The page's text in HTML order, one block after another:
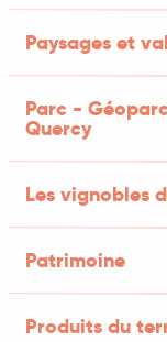
Paysages et
Parc -
Quercy
Les vignobles
Patrimoine
Produits du
de l’ancienne